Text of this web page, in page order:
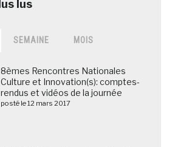
SEMAINE MOIS
8èmes Rencontres Nationales
Culture et Innovation(s): comptes-
rendus et vidéos de la journée
posté le 12 mars 2017